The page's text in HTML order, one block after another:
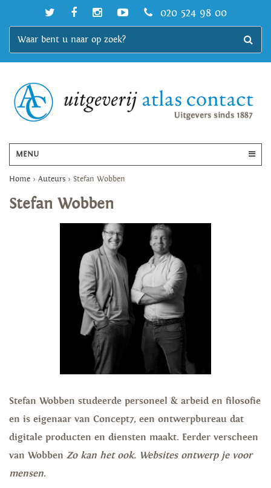
020 524 98 00
MENU
Home > Auteurs > Stefan Wobben
Stefan Wobben
Stefan Wobben studeerde personeel & arbeid en filosofie
en is eigenaar van Concept7, een ontwerpbureau dat
digitale producten en diensten maakt. Eerder verscheen
van Wobben Zo kan het ook. Websites ontwerp je voor
mensen.